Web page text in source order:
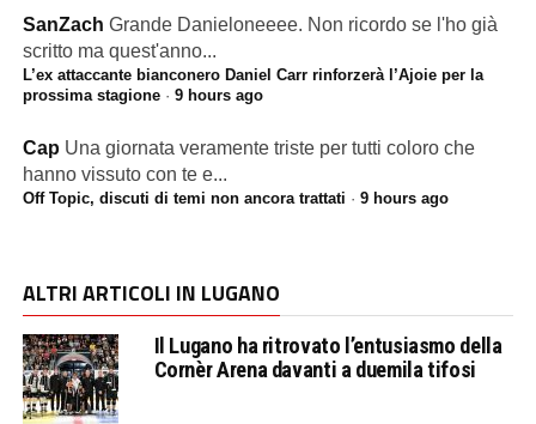
SanZach Grande Danieloneeee. Non ricordo se l'ho già
scritto ma quest'anno...
L’ex attaccante bianconero Daniel Carr rinforzerà l’Ajoie per la
prossima stagione· 9 hours ago
Cap Una giornata veramente triste per tutti coloro che
hanno vissuto con te e...
Off Topic, discuti di temi non ancora trattati · 9 hours ago
ALTRI ARTICOLI IN LUGANO
Il Lugano ha ritrovato l’entusiasmo della
Cornèr Arena davanti a duemila tifosi